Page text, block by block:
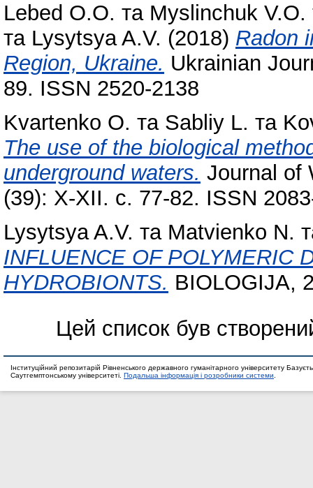
Lebed O.O. та Myslinchuk V.O.
та Lysytsya A.V. (2018) Radon
Region, Ukraine. Ukrainian
89. ISSN 2520-2138
Kvartenko O. та Sabliy L. та
The use of the biological
underground waters. Journal of
(39): X-XII. с. 77-82. ISSN
Lysytsya A.V. та Matvienko N.
INFLUENCE OF POLYMERIC
HYDROBIONTS. BIOLOGIJA,
Цей список був
Інституційний репозитарій Рівненського державного гуманітарного університету
Саутгемптонському університеті. Подальша інформація і розробники системи